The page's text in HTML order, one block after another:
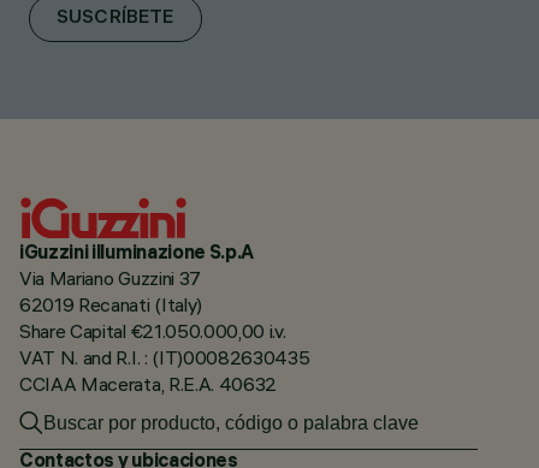
SUSCRÍBETE
iGuzzini illuminazione S.p.A
Via Mariano Guzzini 37
62019 Recanati (Italy)
Share Capital €21.050.000,00 i.v.
VAT N. and R.I. : (IT)00082630435
CCIAA Macerata, R.E.A. 40632
Contactos y ubicaciones